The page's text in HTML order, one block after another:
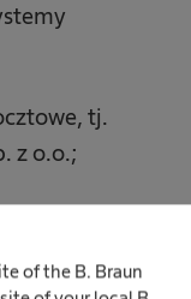
of the B. Braun
tj.
z o.o.;